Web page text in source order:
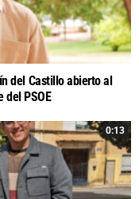
del Castillo abierto al
del PSOE
0:13